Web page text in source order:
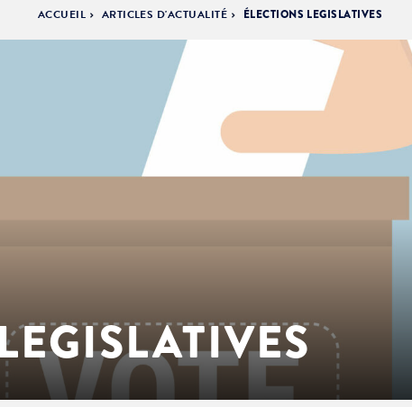
INFOS
ACTUALITÉS &
ÉVÈNEMENTS
DÉMOCRATIE
PARTICIPATIVE
ACCUEIL ARTICLES D'ACTUALITÉ ÉLECTIONS LEGISLATIVES